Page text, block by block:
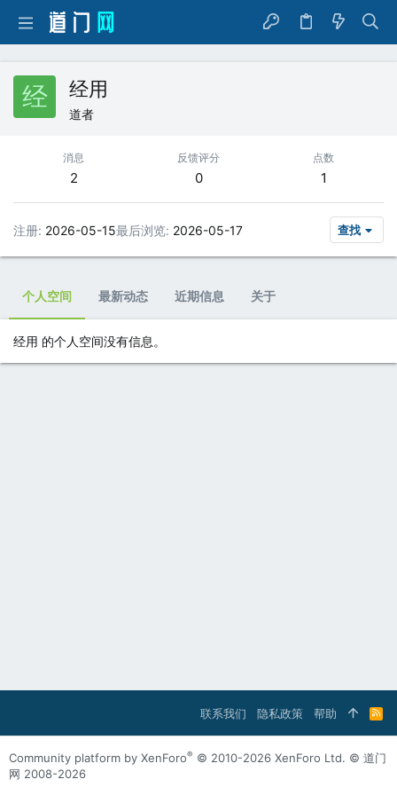
经 经用
道者
消息
2
反馈评分
0
点数
1
注册 2026-05-15最后浏览 2026-05-17 查找
个人空间 最新动态 近期信息 关于
经用 的个人空间没有信息。
联系我们 隐私政策 帮助
R
S
S
Community platform by XenForo® © 2010-2026 XenForo Ltd. © 道门
网 2008-2026